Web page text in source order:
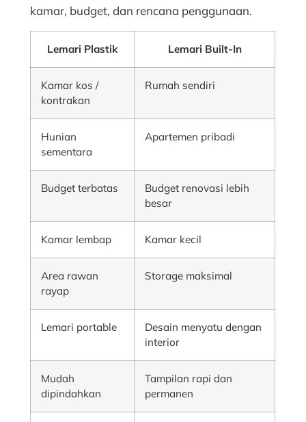
kamar, budget, dan rencana penggunaan.
Lemari Plastik Lemari Built-In
Kamar kos /
kontrakan
Rumah sendiri
Hunian
sementara
Apartemen pribadi
Budget terbatas
Budget renovasi lebih
besar
Kamar lembap Kamar kecil
Area rawan
rayap
Storage maksimal
Lemari portable
Desain menyatu dengan
interior
Mudah
dipindahkan
Tampilan rapi dan
permanen